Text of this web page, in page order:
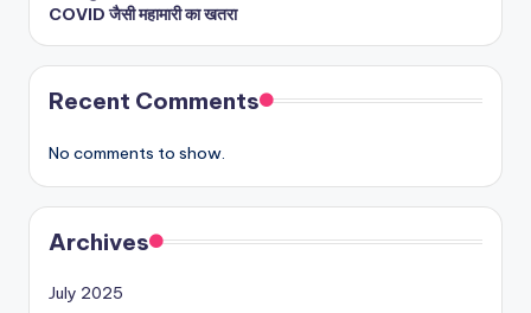
COVID जैसी महामारी का खतरा
Recent Comments
No comments to show.
Archives
July 2025